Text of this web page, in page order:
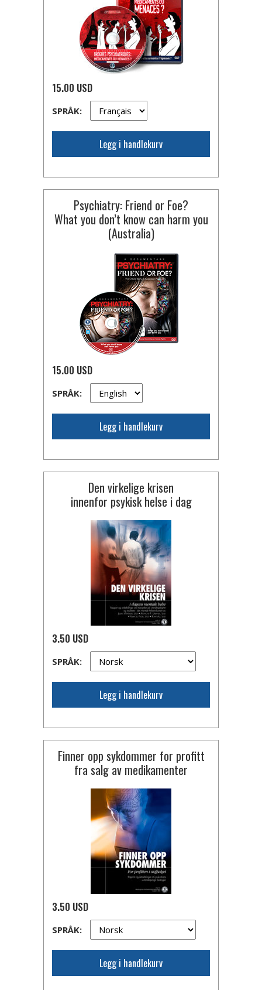
15.00 USD
SPRÅK:
Legg i handlekurv
Psychiatry: Friend or Foe?
What you don’t know can harm you
(Australia)
15.00 USD
SPRÅK:
Legg i handlekurv
Den virkelige krisen
innenfor psykisk helse i dag
3.50 USD
SPRÅK:
Legg i handlekurv
Finner opp sykdommer for profitt
fra salg av medikamenter
3.50 USD
SPRÅK:
Legg i handlekurv